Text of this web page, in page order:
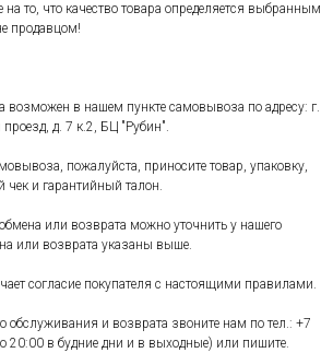
то, что качество товара определяется выбранным
продавцом!
возможен в нашем пункте самовывоза по адресу: г.
д. 7 к.2, БЦ "Рубин".
пожалуйста, приносите товар, упаковку,
и гарантийный талон.
или возврата можно уточнить у нашего
или возврата указаны выше.
согласие покупателя с настоящими правилами.
обслуживания и возврата звоните нам по тел.: +7
20:00 в будние дни и в выходные) или пишите.